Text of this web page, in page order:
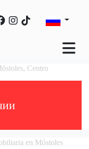
Centro
en Móstoles